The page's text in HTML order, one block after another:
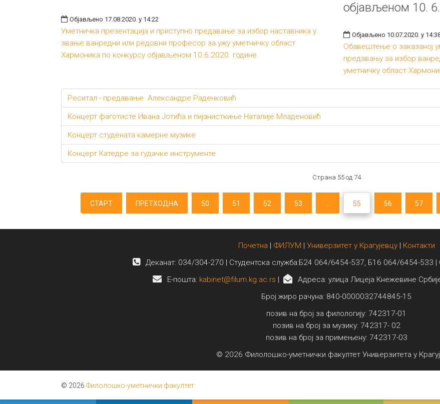
Објављено 17.08.2020. у 14:22
Уметничка презентација и приступно предавање за избор наставника у
звање ванредни или редовни професор за ужу уметничку област
Хармоника по конкурсу објављеном 10.6.2020. године.
објављеном 10.
Објављено 10.07.2020. у
Обавештење о заказаној
предавању за избор
уметничку област
Реситал - предавање Александре Раденковић
Концерт фаготисте Ивана Јотића и пијанисткиње Наталије Младеновић
Концерт студената камерне музике
Концерт Катедре за гудачке инструменте
Страна 55 од 74
СТАРТ ПРЕТХОДНА 50 51 52 53 55 56 57
Почетна | ФИЛУМ | Универзитет у Крагујевцу| Контакти
Деканат: 034/304-270 | Студентска служба:Б24 064/6454-537, Б16 064/6454-533 |
E-пошта: kabinet@filum.kg.ac.rs |
Адреса: улица Лицеја Кнежевине
Број жиро рачуна: 840-0000032744845-15
позив на број за филологију: 742317-01
позив на број за музику: 742317- 02
позив на број за примењену: 742317-03
© 2026 Филолошко-уметнички факултет Универзитета у
© 2026 Филолошко-уметнички факултет